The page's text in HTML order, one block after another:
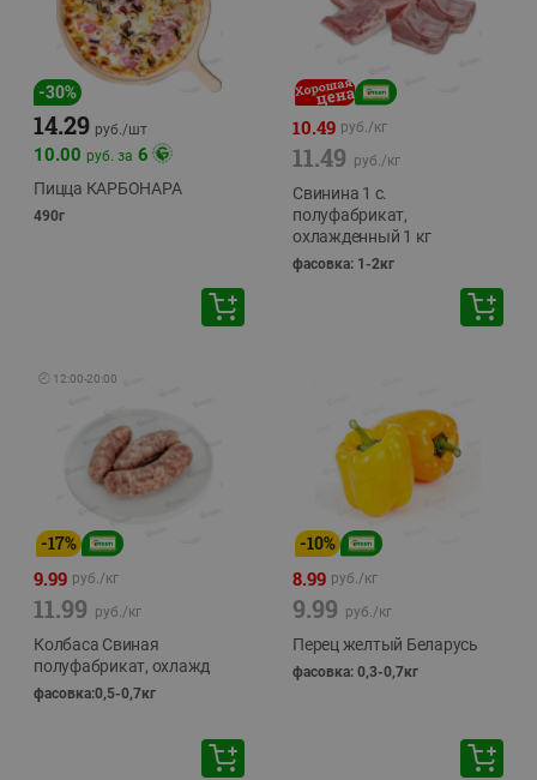
-30%
14.29 руб./шт
10.00 руб. за 6
Пицца КАРБОНАРА
490г
10.49 руб./кг
11.49 руб./кг
Свинина 1 с.
полуфабрикат,
охлажденный 1 кг
фасовка: 1-2кг
🕘 12:00-20:00
-17%
9.99 руб./кг
11.99 руб./кг
Колбаса Свиная
полуфабрикат, охлажд
фасовка:0,5-0,7кг
-10%
8.99 руб./кг
9.99 руб./кг
Перец желтый Беларусь
фасовка: 0,3-0,7кг